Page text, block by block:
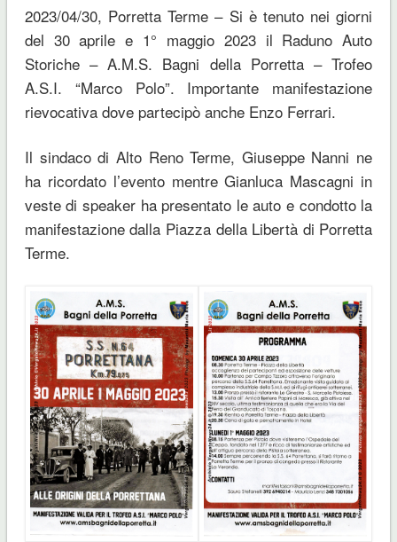
2023/04/30, Porretta Terme – Si è tenuto nei giorni
del 30 aprile e 1° maggio 2023 il Raduno Auto
Storiche – A.M.S. Bagni della Porretta – Trofeo
A.S.I. “Marco Polo”. Importante manifestazione
rievocativa dove partecipò anche Enzo Ferrari.
Il sindaco di Alto Reno Terme, Giuseppe Nanni ne
ha ricordato l’evento mentre Gianluca Mascagni in
veste di speaker ha presentato le auto e condotto la
manifestazione dalla Piazza della Libertà di Porretta
Terme.